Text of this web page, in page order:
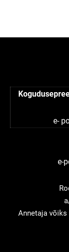
e-
e-
Annetaja võiks